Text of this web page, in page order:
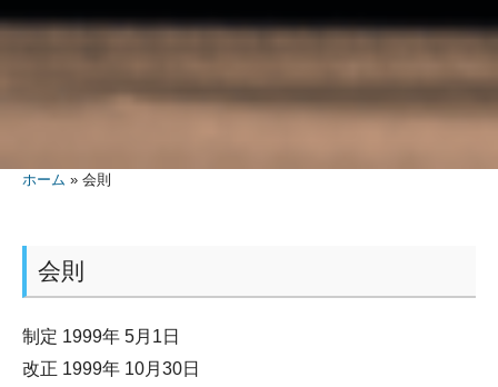
ホーム » 会則
会則
制定 1999年 5月1日
改正 1999年 10月30日